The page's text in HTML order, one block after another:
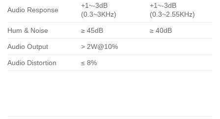
Audio Response
+1~-3dB
(0.3~3KHz)
+1~-3dB
(0.3~2.55KHz)
Hum & Noise ≥ 45dB ≥ 40dB
Audio Output > 2W@10%
Audio Distortion ≤ 8%